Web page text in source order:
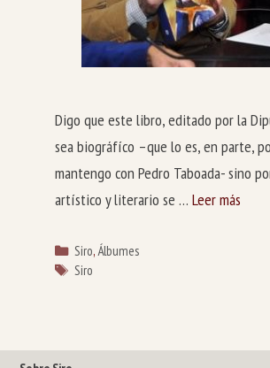
Digo que este libro, editado por la
sea biográfíco –que lo es, en parte,
mantengo con Pedro Taboada- sino
artístico y literario se … Leer más
Categorías
Siro, Álbumes
Etiquetas
Siro